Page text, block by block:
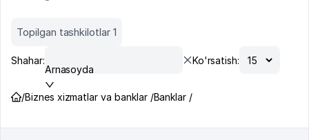
Topilgan tashkilotlar 1
Shahar:
Arnasoyda
Ko'rsatish:
/Biznes xizmatlar va banklar /Banklar /